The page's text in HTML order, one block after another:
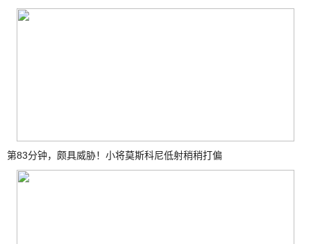
第83分钟，颇具威胁！小将莫斯科尼低射稍稍打偏